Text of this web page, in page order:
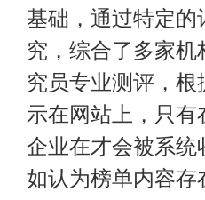
基础，通过特定
究，综合了多家
究员专业测评，
示在网站上，只
企业在才会被系
如认为榜单内容